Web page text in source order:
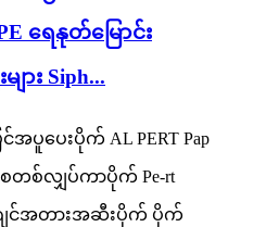
ရေနုတ်မြောင်း
ား Siph...